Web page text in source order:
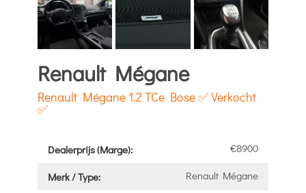
Renault Mégane
Renault Mégane 1.2 TCe Bose ✅ Verkocht
✅
Dealerprijs (Marge): €8900
Merk / Type: Renault Mégane